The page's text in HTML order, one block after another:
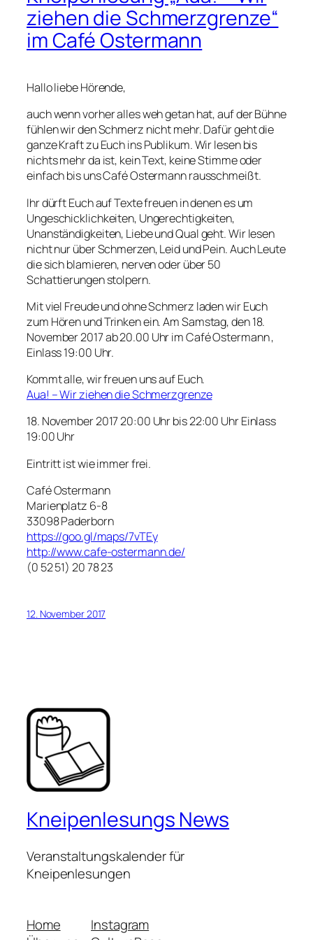
ziehen die Schmerzgrenze“
im Café Ostermann
Hallo liebe Hörende,
auch wenn vorher alles weh getan hat, auf der Bühne
fühlen wir den Schmerz nicht mehr. Dafür geht die
ganze Kraft zu Euch ins Publikum. Wir lesen bis
nichts mehr da ist, kein Text, keine Stimme oder
einfach bis uns Café Ostermann rausschmeißt.
Ihr dürft Euch auf Texte freuen in denen es um
Ungeschicklichkeiten, Ungerechtigkeiten,
Unanständigkeiten, Liebe und Qual geht. Wir lesen
nicht nur über Schmerzen, Leid und Pein. Auch Leute
die sich blamieren, nerven oder über 50
Schattierungen stolpern.
Mit viel Freude und ohne Schmerz laden wir Euch
zum Hören und Trinken ein. Am Samstag, den 18.
November 2017 ab 20.00 Uhr im Café Ostermann ,
Einlass 19:00 Uhr.
Kommt alle, wir freuen uns auf Euch.
Aua! – Wir ziehen die Schmerzgrenze
18. November 2017 20:00 Uhr bis 22:00 Uhr Einlass
19:00 Uhr
Eintritt ist wie immer frei.
Café Ostermann
Marienplatz 6-8
33098 Paderborn
https://goo.gl/maps/7vTEy
http://www.cafe-ostermann.de/
(0 52 51) 20 78 23
12. November 2017
Kneipenlesungs News
Veranstaltungskalender für
Kneipenlesungen
Home
Instagram